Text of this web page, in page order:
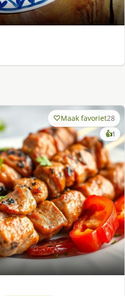
Maak favoriet28
👍1